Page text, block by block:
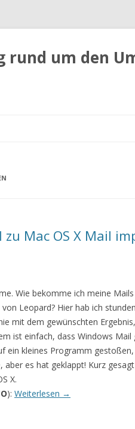
rund um den
Mac OS X Mail
Wie bekomme ich meine
Leopard? Hier hab ich
mit dem gewünschten
ist einfach, dass Windows Mail
ein kleines Programm
es hat geklappt! Kurz
X.
): Weiterlesen →